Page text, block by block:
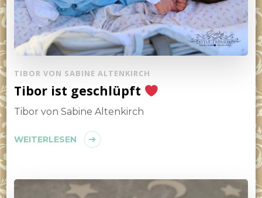
TIBOR VON SABINE ALTENKIRCH
Tibor ist geschlüpft
Tibor von Sabine Altenkirch
WEITERLESEN